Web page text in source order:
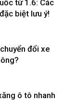
từ 1.6: Các
biệt lưu ý!
đổi xe
ô tô nhanh